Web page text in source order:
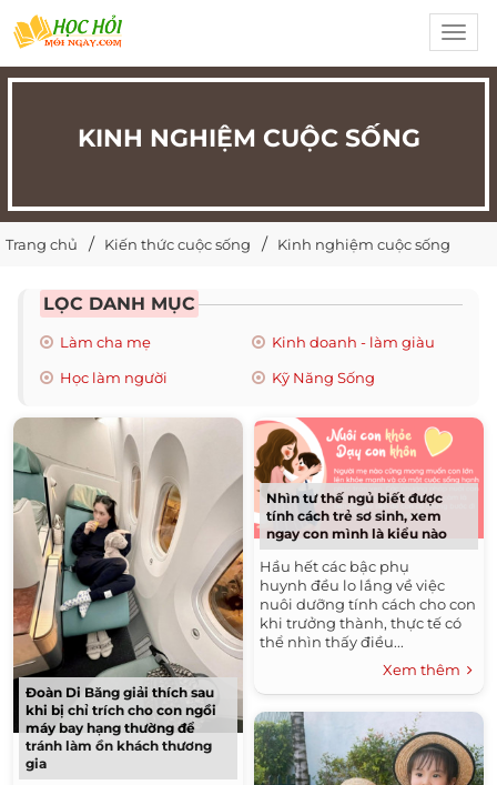
KINH NGHIỆM CUỘC SỐNG
Trang chủ Kiến thức cuộc sống Kinh nghiệm cuộc sống
LỌC DANH MỤC
Làm cha mẹ
Kinh doanh - làm giàu
Học làm người
Kỹ Năng Sống
Đoàn Di Băng giải thích sau
khi bị chỉ trích cho con ngồi
máy bay hạng thường để
tránh làm ồn khách thương
gia
Nhìn tư thế ngủ biết được
tính cách trẻ sơ sinh, xem
ngay con mình là kiểu nào
Hầu hết các bậc phụ
huynh đều lo lắng về việc
nuôi dưỡng tính cách cho con
khi trưởng thành, thực tế có
thể nhìn thấy điều...
Xem thêm